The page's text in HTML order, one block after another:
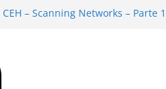
CEH – Scanning Networks – Parte 1